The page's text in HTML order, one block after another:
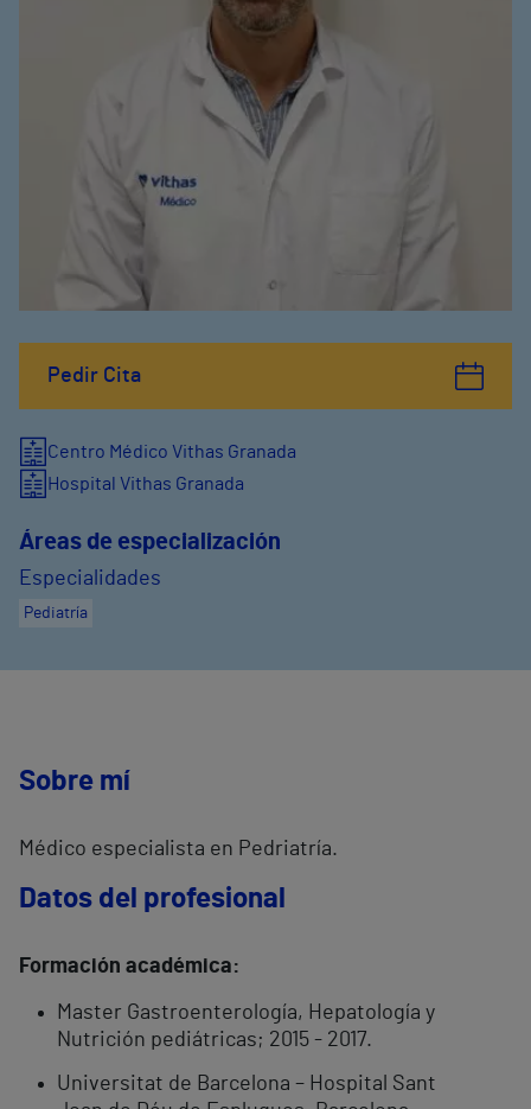
Pedir Cita
Centro Médico Vithas Granada
Hospital Vithas Granada
Áreas de especialización
Especialidades
Pediatría
Sobre mí
Médico especialista en Pedriatría.
Datos del profesional
Formación académica:
Master Gastroenterología, Hepatología y
Nutrición pediátricas; 2015 - 2017.
Universitat de Barcelona – Hospital Sant